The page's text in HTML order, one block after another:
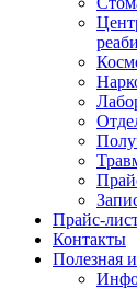
Прайс-
Контакты
Полезная